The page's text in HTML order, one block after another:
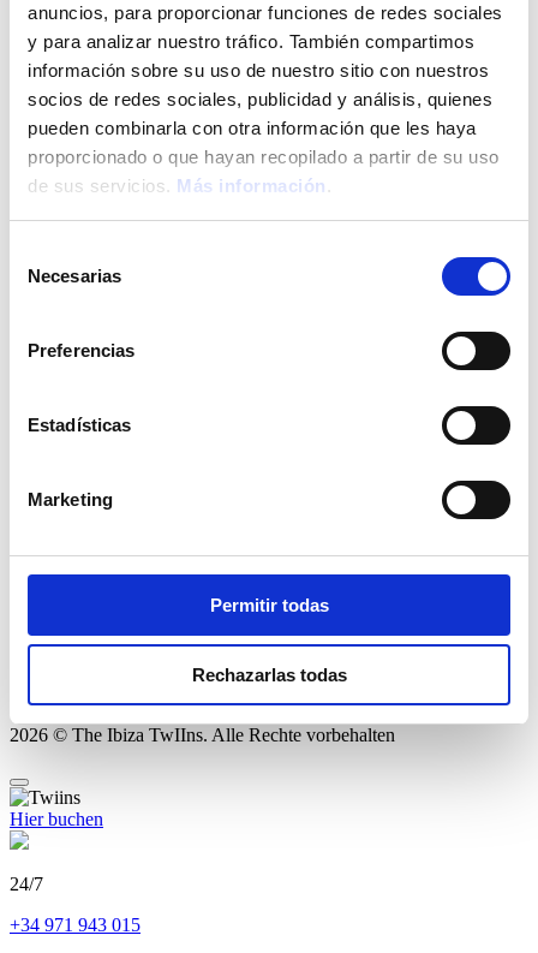
anuncios, para proporcionar funciones de redes sociales
y para analizar nuestro tráfico. También compartimos
información sobre su uso de nuestro sitio con nuestros
socios de redes sociales, publicidad y análisis, quienes
pueden combinarla con otra información que les haya
proporcionado o que hayan recopilado a partir de su uso
de sus servicios. Más información .
Necesarias
Preferencias
Estadísticas
Marketing
Permitir todas
Rechazarlas todas
Avda. Pedro Matutes Noguera s/n
Playa den Bossa
07800 - Ibiza - Islas Baleares
T.971 302 158
Zimmer
All Inclusive
Erlebnisse
Kontakt
Buchungs Und Stornierungsbedingungen
Cookies-Richtlinie
Trete Unserem Team Bei
FAQ
Meine Buchung verwalten
2026 © The Ibiza TwIIns. Alle Rechte vorbehalten
Hier buchen
24/7
+34 971 943 015